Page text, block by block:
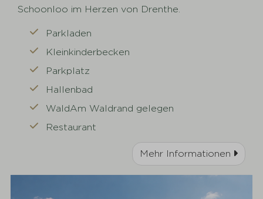
Schoonloo im Herzen von Drenthe.
Parkladen
Kleinkinderbecken
Parkplatz
Hallenbad
WaldAm Waldrand gelegen
Restaurant
Mehr Informationen